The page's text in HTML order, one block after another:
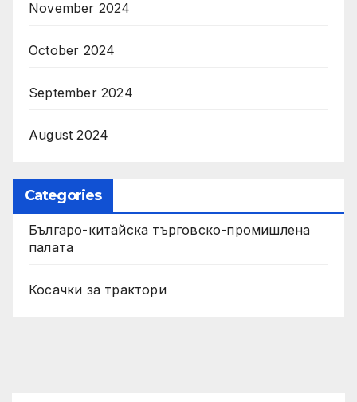
November 2024
October 2024
September 2024
August 2024
Categories
Българо-китайска търговско-промишлена
палата
Косачки за трактори